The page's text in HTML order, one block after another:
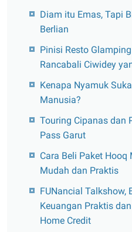
Diam itu Emas, Tapi
Berlian
Pinisi Resto
Rancabali Ciwidey
Kenapa Nyamuk
Manusia?
Touring Cipanas dan
Pass Garut
Cara Beli Paket Hooq
Mudah dan Praktis
FUNancial Talkshow,
Keuangan Praktis
Home Credit